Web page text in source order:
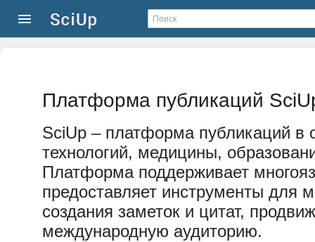
Платформа публикаций
SciUp – платформа публикаций в
технологий, медицины,
Платформа поддерживает
предоставляет инструменты для
создания заметок и цитат,
международную аудиторию.